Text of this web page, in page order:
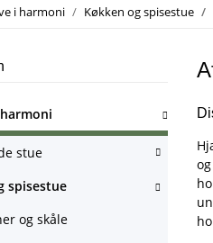
i harmoni Køkken og spisestue
stue
spisestue
og skåle